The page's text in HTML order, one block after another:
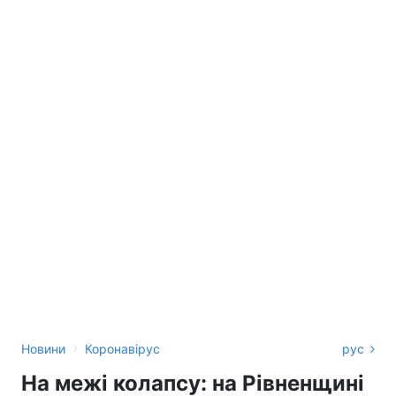
Новини › Коронавірус рус
На межі колапсу: на Рівненщині